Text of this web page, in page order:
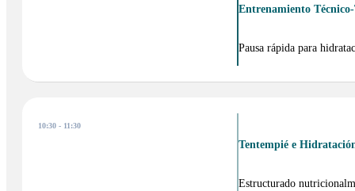
Entrenamiento
Pausa rápida para
10:30 - 11:30
Tentempié e
Estructurado